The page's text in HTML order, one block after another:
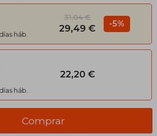
días háb.
31,04 €
29,49 € -5%
días háb.
22,20 €
Comprar